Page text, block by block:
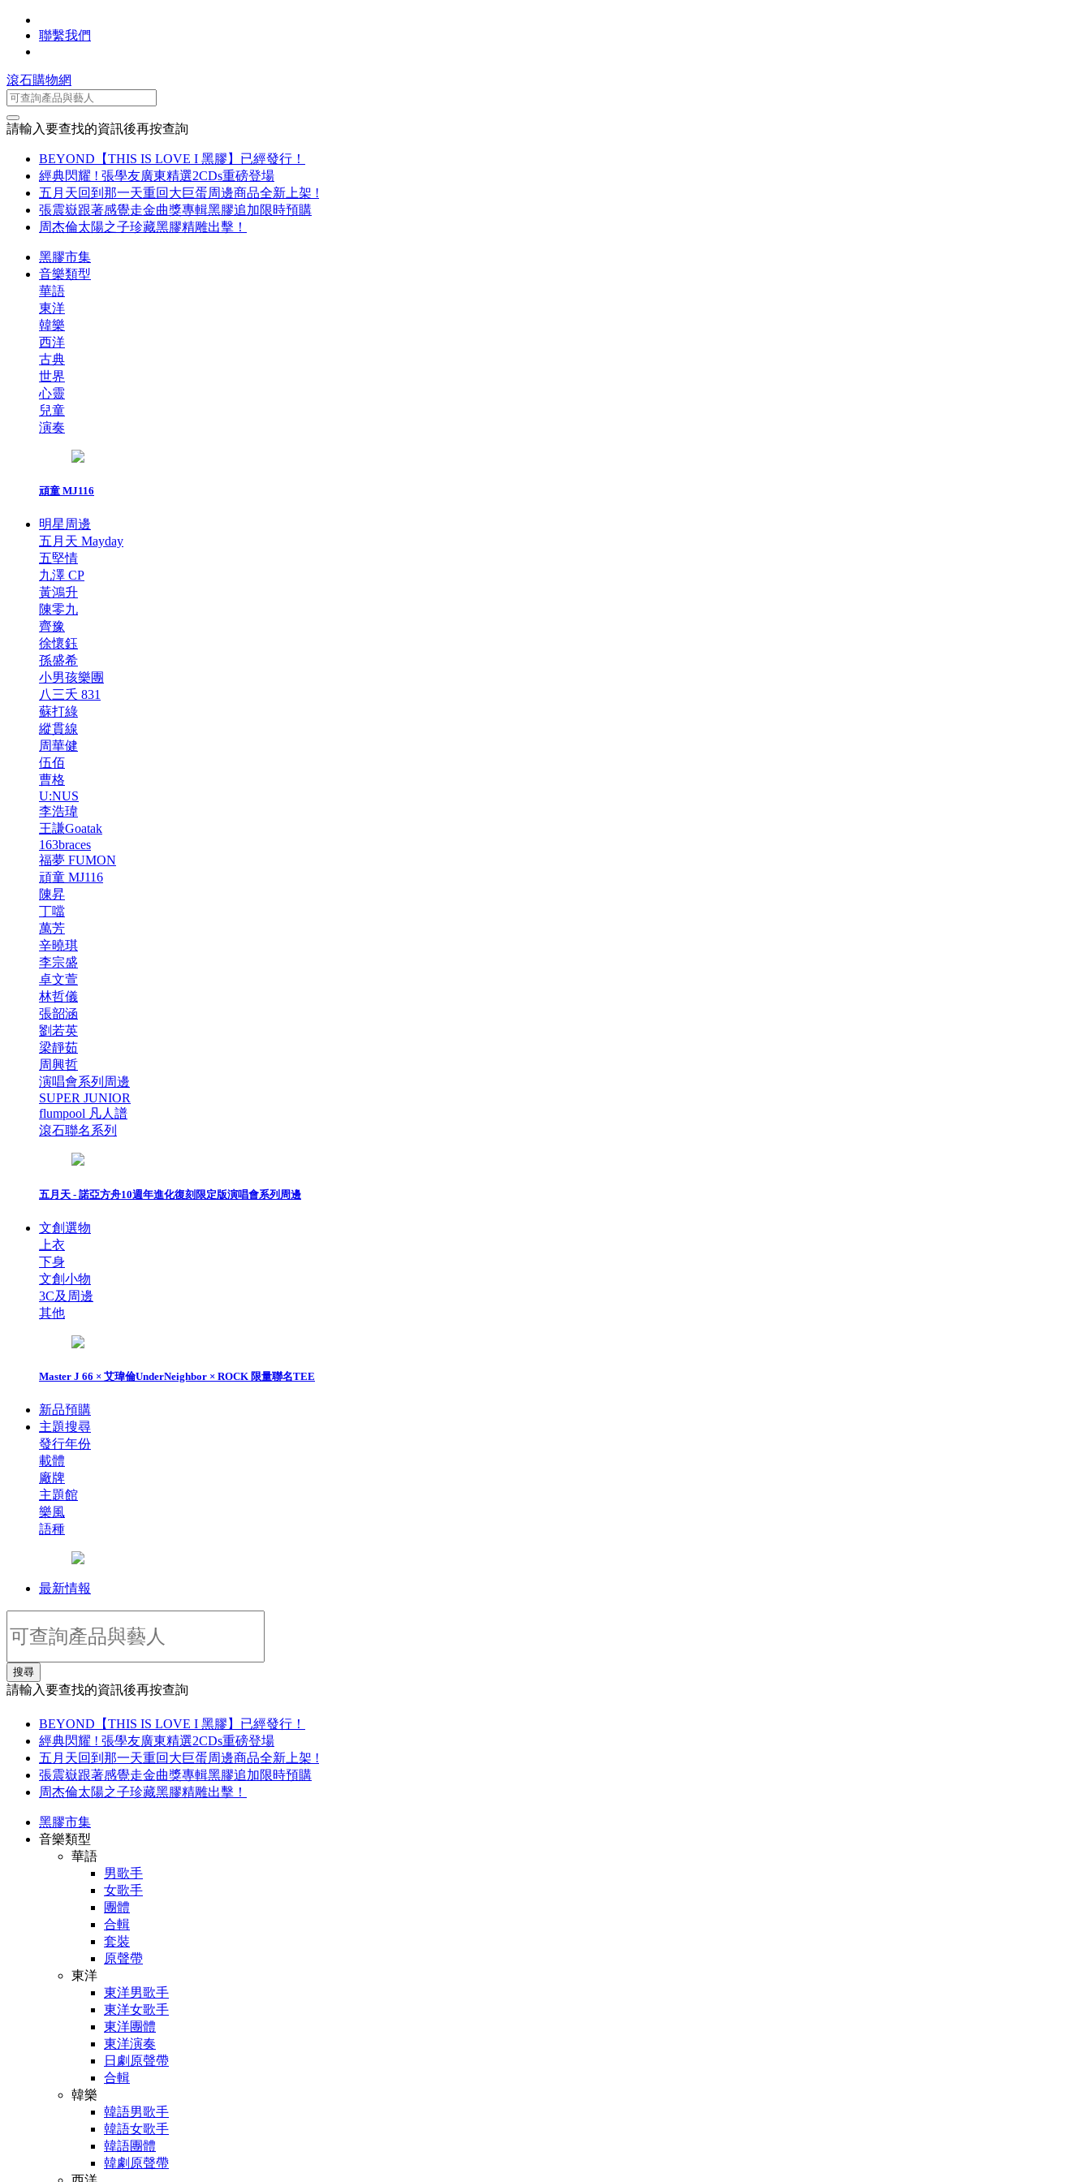
聯繫我們
滾石購物網
請輸入要查找的資訊後再按查詢
BEYOND【THIS IS LOVE I 黑膠】已經發行！
經典閃耀 ! 張學友廣東精選2CDs重磅登場
五月天回到那一天重回大巨蛋周邊商品全新上架 !
張震嶽跟著感覺走金曲獎專輯黑膠追加限時預購
周杰倫太陽之子珍藏黑膠精雕出擊！
黑膠市集
音樂類型
華語
東洋
韓樂
西洋
古典
世界
心靈
兒童
演奏
頑童 MJ116
明星周邊
五月天 Mayday
五堅情
九澤 CP
黃鴻升
陳零九
齊豫
徐懷鈺
孫盛希
小男孩樂團
八三夭 831
蘇打綠
縱貫線
周華健
伍佰
曹格
U:NUS
李浩瑋
王謙Goatak
163braces
福夢 FUMON
頑童 MJ116
陳昇
丁噹
萬芳
辛曉琪
李宗盛
卓文萱
林哲儀
張韶涵
劉若英
梁靜茹
周興哲
演唱會系列周邊
SUPER JUNIOR
flumpool 凡人譜
滾石聯名系列
五月天 - 諾亞方舟10週年進化復刻限定版演唱會系列周邊
文創選物
上衣
下身
文創小物
3C及周邊
其他
Master J 66 × 艾瑋倫UnderNeighbor × ROCK 限量聯名TEE
新品預購
主題搜尋
發行年份
載體
廠牌
主題館
樂風
語種
最新情報
搜尋
請輸入要查找的資訊後再按查詢
BEYOND【THIS IS LOVE I 黑膠】已經發行！
經典閃耀 ! 張學友廣東精選2CDs重磅登場
五月天回到那一天重回大巨蛋周邊商品全新上架 !
張震嶽跟著感覺走金曲獎專輯黑膠追加限時預購
周杰倫太陽之子珍藏黑膠精雕出擊！
黑膠市集
音樂類型
華語
男歌手
女歌手
團體
合輯
套裝
原聲帶
東洋
東洋男歌手
東洋女歌手
東洋團體
東洋演奏
日劇原聲帶
合輯
韓樂
韓語男歌手
韓語女歌手
韓語團體
韓劇原聲帶